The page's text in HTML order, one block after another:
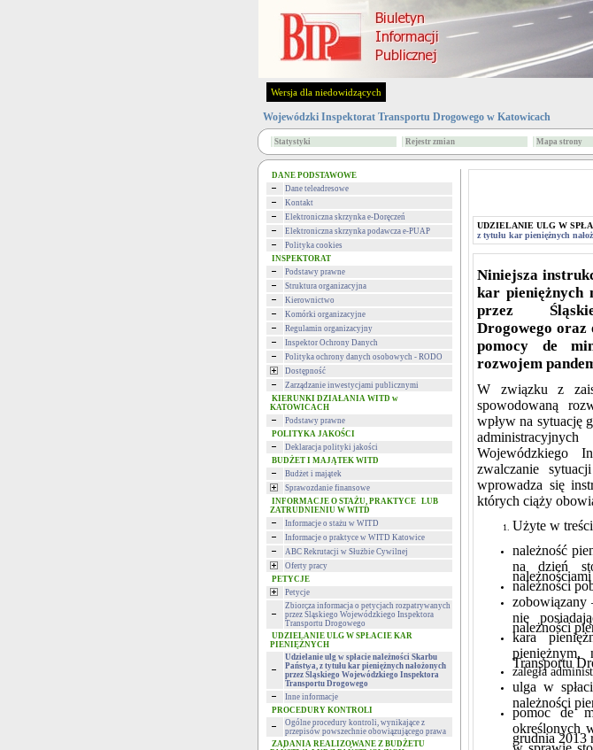
Wersja dla niedowidzących
Wojewódzki Inspektorat Transportu Drogowego w Katowicach
Statystyki Rejestr zmian Mapa strony
DANE PODSTAWOWE
Dane teleadresowe
Kontakt
Elektroniczna skrzynka e-Doręczeń
Elektroniczna skrzynka podawcza e-PUAP
Polityka cookies
INSPEKTORAT
Podstawy prawne
Struktura organizacyjna
Kierownictwo
Komórki organizacyjne
Regulamin organizacyjny
Inspektor Ochrony Danych
Polityka ochrony danych osobowych - RODO
Dostępność
Zarządzanie inwestycjami publicznymi
KIERUNKI DZIAŁANIA WITD w
KATOWICACH
Podstawy prawne
POLITYKA JAKOŚCI
Deklaracja polityki jakości
BUDŻET I MAJĄTEK WITD
Budżet i majątek
Sprawozdanie finansowe
INFORMACJE O STAŻU, PRAKTYCE LUB
ZATRUDNIENIU W WITD
Informacje o stażu w WITD
Informacje o praktyce w WITD Katowice
ABC Rekrutacji w Służbie Cywilnej
Oferty pracy
PETYCJE
Petycje
Zbiorcza informacja o petycjach rozpatrywanych
przez Śląskiego Wojewódzkiego Inspektora
Transportu Drogowego
UDZIELANIE ULG W SPŁACIE KAR
PIENIĘŻNYCH
Udzielanie ulg w spłacie należności Skarbu
Państwa, z tytułu kar pieniężnych nałożonych
przez Śląskiego Wojewódzkiego Inspektora
Transportu Drogowego
Inne informacje
PROCEDURY KONTROLI
Ogólne procedury kontroli, wynikające z
przepisów powszechnie obowiązującego prawa
ZADANIA REALIZOWANE Z BUDŻETU
UDZIELANIE ULG W
z tytułu kar pieniężnych
Niniejsza
kar pieniężnych
przez
Drogowego oraz
pomocy de
rozwojem
W związku z
spowodowaną
wpływ na sytuację
Wojewódzkiego
zwalczanie
wprowadza się
których ciąży
Użyte w
należność
na dzień
należności
zobowiązany
nie
należności
kara
pieniężnym,
Transportu
zaległa
ulga w
należności
pomoc de
określonych
grudnia 2013
w sprawie